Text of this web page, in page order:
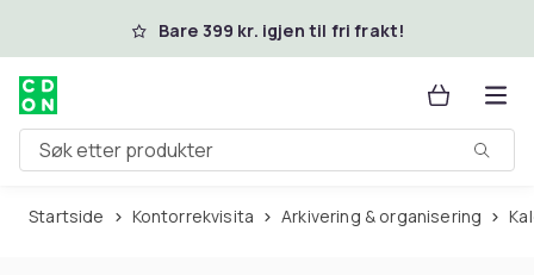
Hopp til hovedinnholdBare 399 kr. igjen til fri frakt!
Søk etter produkter
Startside Kontorrekvisita Arkivering & organisering